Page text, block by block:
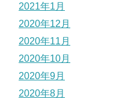
2021年1月
2020年12月
2020年11月
2020年10月
2020年9月
2020年8月